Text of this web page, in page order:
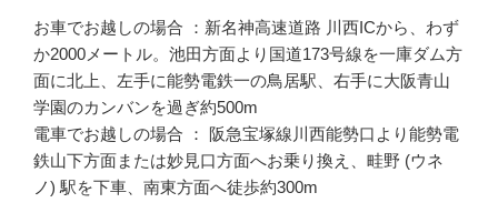
お車でお越しの場合 ：新名神高速道路 川西ICから、わず
か2000メートル。池田方面より国道173号線を一庫ダム方
面に北上、左手に能勢電鉄一の鳥居駅、右手に大阪青山
学園のカンバンを過ぎ約500m
電車でお越しの場合 ： 阪急宝塚線川西能勢口より能勢電
鉄山下方面または妙見口方面へお乗り換え、畦野 (ウネ
ノ) 駅を下車、南東方面へ徒歩約300m